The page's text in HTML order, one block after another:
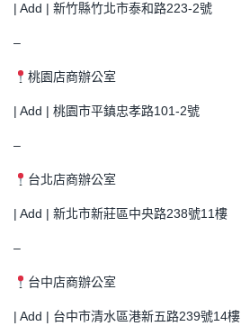
| Add | 新竹縣竹北市泰和路223-2號
–
桃園店商辦公室
| Add | 桃園市平鎮忠孝路101-2號
–
台北店商辦公室
| Add | 新北市新莊區中央路238號11樓
–
台中店商辦公室
| Add | 台中市清水區港新五路239號14樓